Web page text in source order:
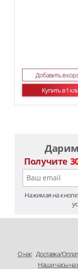
Добавить в
Купить в 1
Дарим
Получите
Нажимая на
O нас Доставка/
Наши часы на